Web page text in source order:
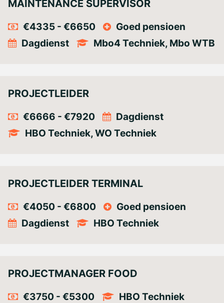
MAINTENANCE SUPERVISOR
€4335 - €6650
Goed pensioen
Dagdienst
Mbo4 Techniek, Mbo WTB
PROJECTLEIDER
€6666 - €7920
Dagdienst
HBO Techniek, WO Techniek
PROJECTLEIDER TERMINAL
€4050 - €6800
Goed pensioen
Dagdienst
HBO Techniek
PROJECTMANAGER FOOD
€3750 - €5300
HBO Techniek